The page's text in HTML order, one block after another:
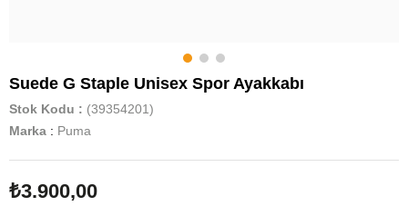
Suede G Staple Unisex Spor Ayakkabı
Stok Kodu
(39354201)
Marka : Puma
₺3.900,00